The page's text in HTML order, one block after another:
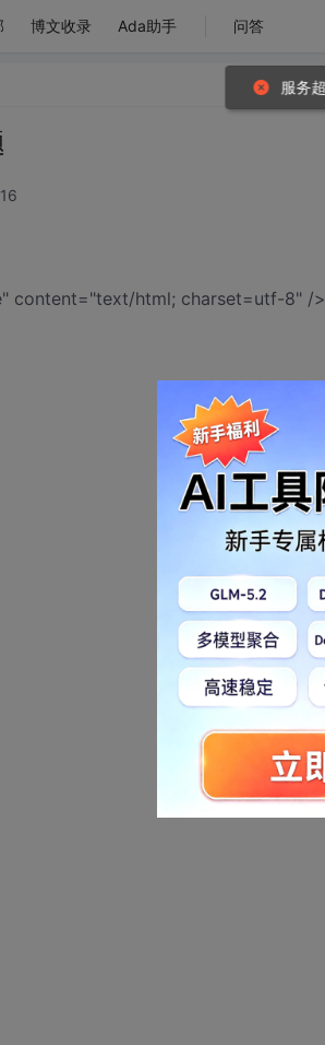
博文收录 Ada助手 问答
content="text/html; charset=utf-8" />